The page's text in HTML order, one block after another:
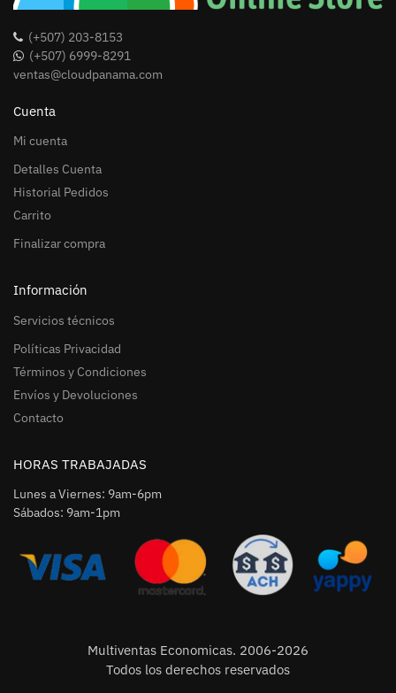
(+507) 203-8153
(+507) 6999-8291
ventas@cloudpanama.com
Cuenta
Mi cuenta
Detalles Cuenta
Historial Pedidos
Carrito
Finalizar compra
Información
Servicios técnicos
Políticas Privacidad
Términos y Condiciones
Envíos y Devoluciones
Contacto
HORAS TRABAJADAS
Lunes a Viernes: 9am-6pm
Sábados: 9am-1pm
Multiventas Economicas. 2006-2026
Todos los derechos reservados